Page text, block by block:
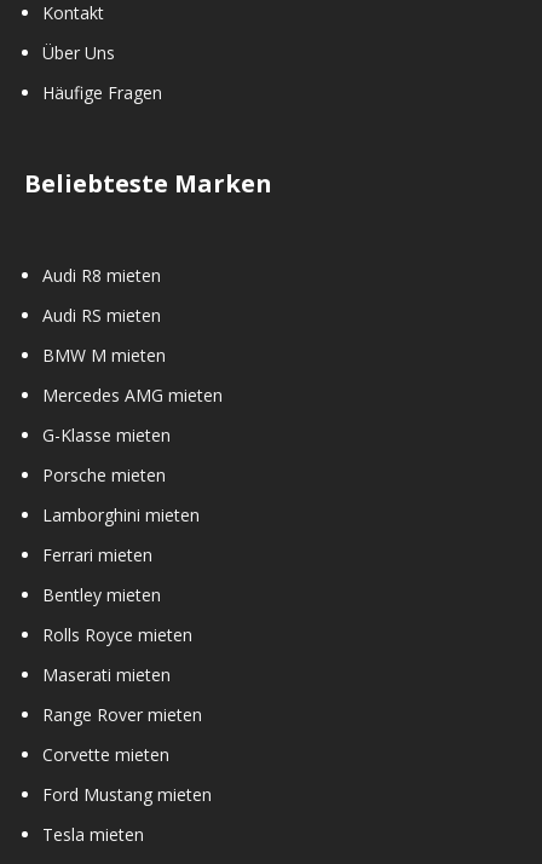
Kontakt
Über Uns
Häufige Fragen
Beliebteste Marken
Audi R8 mieten
Audi RS mieten
BMW M mieten
Mercedes AMG mieten
G-Klasse mieten
Porsche mieten
Lamborghini mieten
Ferrari mieten
Bentley mieten
Rolls Royce mieten
Maserati mieten
Range Rover mieten
Corvette mieten
Ford Mustang mieten
Tesla mieten